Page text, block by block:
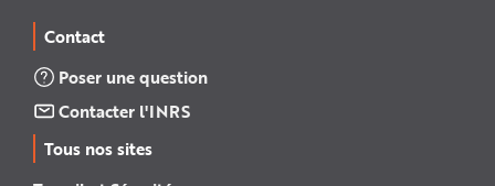
Contact
Poser une question
Contacter l'INRS
Tous nos sites